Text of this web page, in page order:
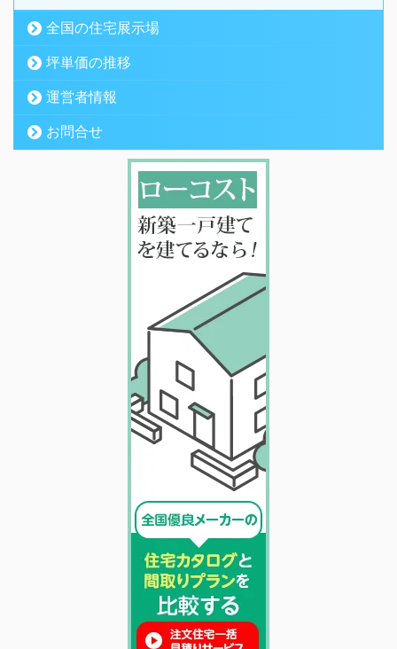
全国の住宅展示場
坪単価の推移
運営者情報
お問合せ